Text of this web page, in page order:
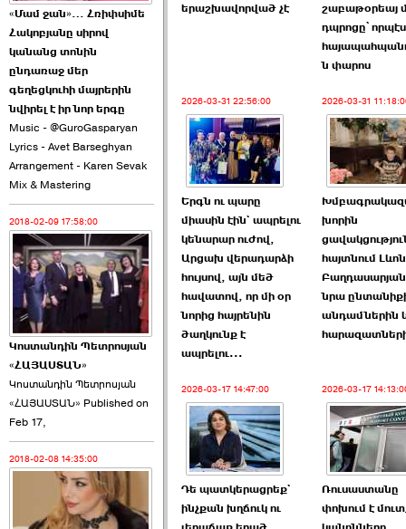
Ուշքի չենք գալիս այն
խայտառակ ›››
2026-06-09 15:05:00
Ծառուկյանի փեսան
վնասել է ›››
2026-06-09 07:11:00
Այս ընդդիմությունը
կվերցնի ›››
2026-06-09 00:41:00
«Մամ ջան»… Հռիփսիմե
Հակոբյանը սիրով
կանանց տոնին
ընդառաջ մեր
գեղեցկուհի մայրերին
նվիրել է իր նոր երգը
Music - @GuroGasparyan
Lyrics - Avet Barseghyan
Arrangement - Karen Sevak
Mix & Mastering
2018-02-09 17:58:00
Կոստանդին Պետրոսյան
«ՀԱՅԱՍՏԱՆ»
Կոստանդին Պետրոսյան
«ՀԱՅԱՍՏԱՆ» Published on
Feb 17,
2018-02-08 14:35:00
երաշխավորված չէ
շաբաթօրեայ
դպրոցը՝ որպէս
ն փարոս
2026-03-31 22:56:00
Երգն ու պարը
միասին էին` ապրելու
կենարար ուժով,
Արցախ վերադարձի
հույսով, այն մեծ
հավատով, որ մի օր
նորից հայրենին
ծաղկունք է
ապրելու...
2026-03-31
խորին
հայտնում Լևոն
նրա
անդամներին
2026-03-17 14:47:00
Դե պատկերացրեք`
ինչքան խղճուկ ու
2026-03-17
Ռուսաստանը
փոխում է